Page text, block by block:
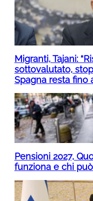
Migranti, Tajani:
sottovalutato,
Spagna resta fino
Pensioni 2027,
funziona e chi